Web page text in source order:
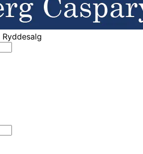
Ryddesalg